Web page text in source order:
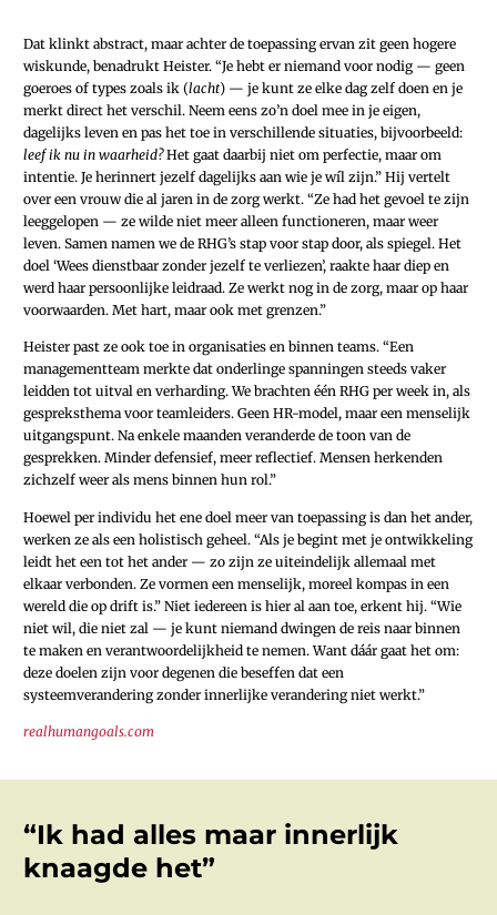
Dat klinkt abstract, maar achter de toepassing ervan zit geen hogere
wiskunde, benadrukt Heister. “Je hebt er niemand voor nodig — geen
goeroes of types zoals ik (lacht) — je kunt ze elke dag zelf doen en je
merkt direct het verschil. Neem eens zo’n doel mee in je eigen,
dagelijks leven en pas het toe in verschillende situaties, bijvoorbeeld:
leef ik nu in waarheid?Het gaat daarbij niet om perfectie, maar om
intentie. Je herinnert jezelf dagelijks aan wie je wíl zijn.” Hij vertelt
over een vrouw die al jaren in de zorg werkt. “Ze had het gevoel te zijn
leeggelopen — ze wilde niet meer alleen functioneren, maar weer
leven. Samen namen we de RHG’s stap voor stap door, als spiegel. Het
doel ‘Wees dienstbaar zonder jezelf te verliezen’, raakte haar diep en
werd haar persoonlijke leidraad. Ze werkt nog in de zorg, maar op haar
voorwaarden. Met hart, maar ook met grenzen.”
Heister past ze ook toe in organisaties en binnen teams. “Een
managementteam merkte dat onderlinge spanningen steeds vaker
leidden tot uitval en verharding. We brachten één RHG per week in, als
gespreksthema voor teamleiders. Geen HR-model, maar een menselijk
uitgangspunt. Na enkele maanden veranderde de toon van de
gesprekken. Minder defensief, meer reflectief. Mensen herkenden
zichzelf weer als mens binnen hun rol.”
Hoewel per individu het ene doel meer van toepassing is dan het ander,
werken ze als een holistisch geheel. “Als je begint met je ontwikkeling
leidt het een tot het ander — zo zijn ze uiteindelijk allemaal met
elkaar verbonden. Ze vormen een menselijk, moreel kompas in een
wereld die op drift is.” Niet iedereen is hier al aan toe, erkent hij. “Wie
niet wil, die niet zal — je kunt niemand dwingen de reis naar binnen
te maken en verantwoordelijkheid te nemen. Want dáár gaat het om:
deze doelen zijn voor degenen die beseffen dat een
systeemverandering zonder innerlijke verandering niet werkt.”
realhumangoals.com
“Ik had alles maar innerlijk
knaagde het”